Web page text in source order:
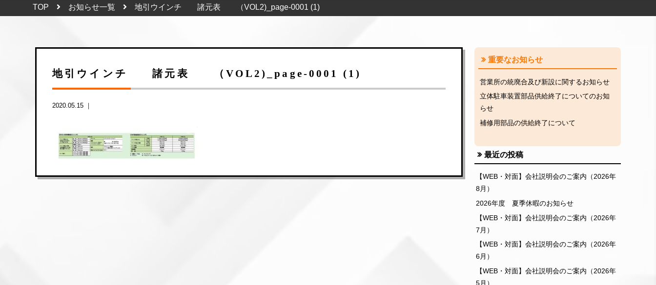
TOP お知らせ一覧 地引ウインチ 諸元表 （VOL2)_page-0001 (1)
地引ウインチ 諸元表 （VOL2)_page-0001 (1)
2020.05.15 ｜
重要なお知らせ
営業所の統廃合及び新設に関するお知らせ
立体駐車装置部品供給終了についてのお知
らせ
補修用部品の供給終了について
最近の投稿
【WEB・対面】会社説明会のご案内（2026年
8月）
2026年度 夏季休暇のお知らせ
【WEB・対面】会社説明会のご案内（2026年
7月）
【WEB・対面】会社説明会のご案内（2026年
6月）
【WEB・対面】会社説明会のご案内（2026年
5月）